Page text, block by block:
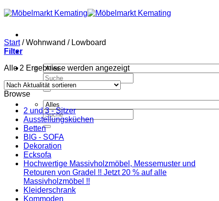
Zum
Inhalt
Suchen
nach:
Suchen
nach:
Start /Wohnwand / Lowboard
Filter
Alle 2 Ergebnisse werden angezeigtNach
Aktualität
sortiert
Browse
2 und 3 - Sitzer
Ausstellungsküchen
Betten
BIG - SOFA
Dekoration
Ecksofa
Hochwertige Massivholzmöbel, Messemuster und
Retouren von Gradel !! Jetzt 20 % auf alle
Massivholzmöbel !!
Kleiderschrank
Kommoden